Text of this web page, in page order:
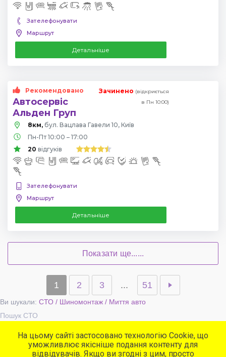
Зателефонувати
Маршрут
Детальніше
Рекомендовано
Автосервіс
Альден Груп
Зачинено (відкриється
в Пн 10:00)
8км, бул. Вацлава Гавели 10, Київ
Пн-Пт 10:00 – 17:00
20 відгуків
Зателефонувати
Маршрут
Детальніше
Показати ще......
1 2 3 ... 51
Ви шукали: СТО / Шиномонтаж / Миття авто
Пошук СТО
Популярні сервіси
СТО
На цьому сайті застосовано технологію Cookie, що
уможливлює якісніше подання контенту для
відвідувачів. Якщо ви згодні з цим, просто